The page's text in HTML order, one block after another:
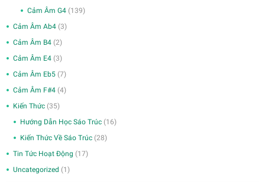
Cảm Âm G4 (139)
Cảm Âm Ab4 (3)
Cảm Âm B4 (2)
Cảm Âm E4 (3)
Cảm Âm Eb5 (7)
Cảm Âm F#4 (4)
Kiến Thức (35)
Hướng Dẫn Học Sáo Trúc (16)
Kiến Thức Về Sáo Trúc (28)
Tin Tức Hoạt Động (17)
Uncategorized (1)